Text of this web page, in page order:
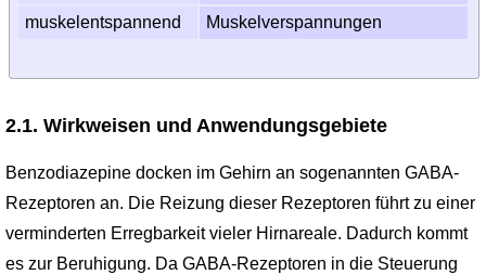
muskelentspannend
Muskelverspannungen
2.1. Wirkweisen und Anwendungsgebiete
Benzodiazepine docken im Gehirn an sogenannten GABA-
Rezeptoren an. Die Reizung dieser Rezeptoren führt zu einer
verminderten Erregbarkeit vieler Hirnareale. Dadurch kommt
es zur Beruhigung. Da GABA-Rezeptoren in die Steuerung